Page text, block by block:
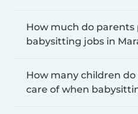
How much do parents
babysitting jobs in
How many children
care of when